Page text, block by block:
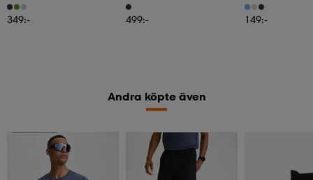
349:- 499:- 149:-
Andra köpte även
Kolla priset